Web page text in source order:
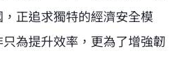
正追求獨特的經濟安全模
為提升效率，更為了增強韌